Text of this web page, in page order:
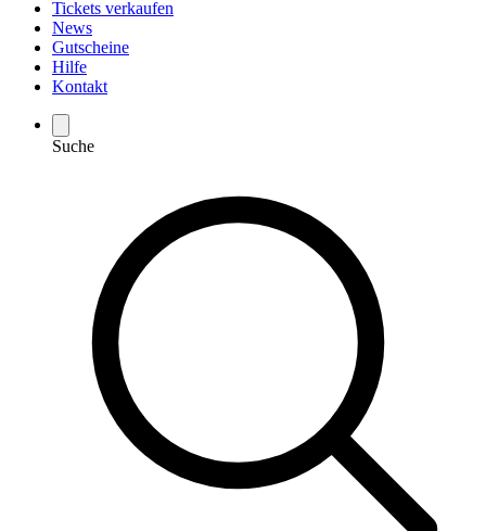
Tickets verkaufen
News
Gutscheine
Hilfe
Kontakt
Suche